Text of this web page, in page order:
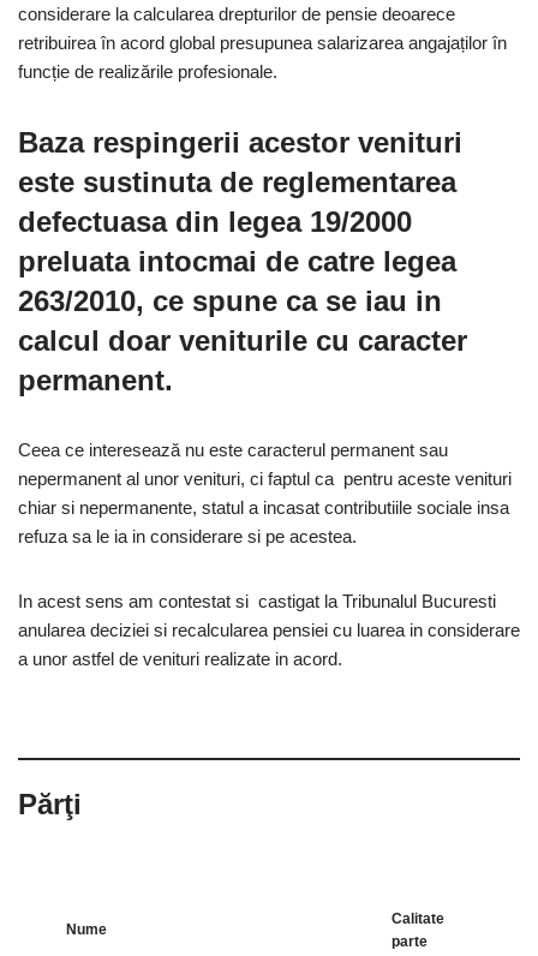
considerare la calcularea drepturilor de pensie deoarece
retribuirea în acord global presupunea salarizarea angajaților în
funcție de realizările profesionale.
Baza respingerii acestor venituri
este sustinuta de reglementarea
defectuasa din legea 19/2000
preluata intocmai de catre legea
263/2010, ce spune ca se iau in
calcul doar veniturile cu caracter
permanent.
Ceea ce interesează nu este caracterul permanent sau
nepermanent al unor venituri, ci faptul ca pentru aceste venituri
chiar si nepermanente, statul a incasat contributiile sociale insa
refuza sa le ia in considerare si pe acestea.
In acest sens am contestat si castigat la Tribunalul Bucuresti
anularea deciziei si recalcularea pensiei cu luarea in considerare
a unor astfel de venituri realizate in acord.
Părţi
Nume
Calitate
parte